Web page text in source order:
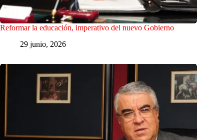
Reformar la educación, imperativo del nuevo Gobierno
29 junio, 2026